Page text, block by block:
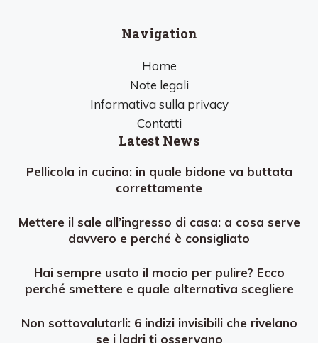
Navigation
Home
Note legali
Informativa sulla privacy
Contatti
Latest News
Pellicola in cucina: in quale bidone va buttata
correttamente
Mettere il sale all’ingresso di casa: a cosa serve
davvero e perché è consigliato
Hai sempre usato il mocio per pulire? Ecco
perché smettere e quale alternativa scegliere
Non sottovalutarli: 6 indizi invisibili che rivelano
se i ladri ti osservano